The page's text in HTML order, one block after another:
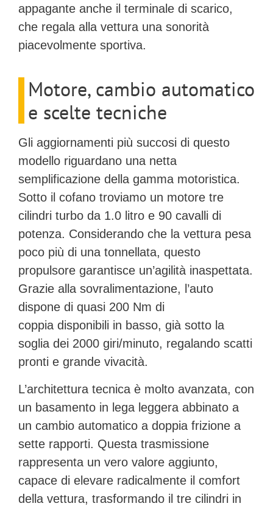
appagante anche il terminale di scarico,
che regala alla vettura una sonorità
piacevolmente sportiva.
Motore, cambio automatico
e scelte tecniche
Gli aggiornamenti più succosi di questo
modello riguardano una netta
semplificazione della gamma motoristica.
Sotto il cofano troviamo un motore tre
cilindri turbo da 1.0 litro e 90 cavalli di
potenza. Considerando che la vettura pesa
poco più di una tonnellata, questo
propulsore garantisce un’agilità inaspettata.
Grazie alla sovralimentazione, l’auto
dispone di quasi 200 Nm di
coppia disponibili in basso, già sotto la
soglia dei 2000 giri/minuto, regalando scatti
pronti e grande vivacità.
L’architettura tecnica è molto avanzata, con
un basamento in lega leggera abbinato a
un cambio automatico a doppia frizione a
sette rapporti. Questa trasmissione
rappresenta un vero valore aggiunto,
capace di elevare radicalmente il comfort
della vettura, trasformando il tre cilindri in